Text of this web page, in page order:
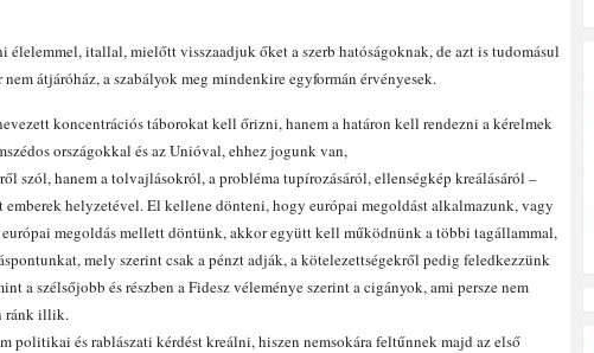
élelemmel, itallal, mielőtt visszaadjuk őket a szerb hatóságoknak, de azt is tudomásul
átjáróház, a szabályok meg mindenkire egyformán érvényesek.
koncentrációs táborokat kell őrizni, hanem a határon kell rendezni a kérelmek
országokkal és az Unióval, ehhez jogunk van,
szól, hanem a tolvajlásokról, a probléma tupírozásáról, ellenségkép kreálásáról –
helyzetével. El kellene dönteni, hogy európai megoldást alkalmazunk, vagy
európai megoldás mellett döntünk, akkor együtt kell működnünk a többi tagállammal,
mely szerint csak a pénzt adják, a kötelezettségekről pedig feledkezzünk
a szélsőjobb és részben a Fidesz véleménye szerint a cigányok, ami persze nem
ránk illik.
politikai és rablászati kérdést kreálni, hiszen nemsokára feltűnnek majd az első